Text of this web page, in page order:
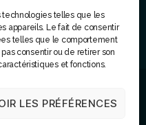
technologies telles que les
appareils. Le fait de consentir
telles que le comportement
consentir ou de retirer son
et fonctions.
LES PRÉFÉRENCES